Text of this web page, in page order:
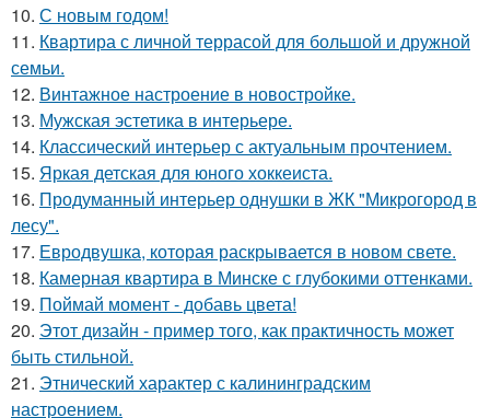
10. С новым годом!
11. Квартира с личной террасой для большой и дружной
семьи.
12. Винтажное настроение в новостройке.
13. Мужская эстетика в интерьере.
14. Классический интерьер с актуальным прочтением.
15. Яркая детская для юного хоккеиста.
16. Продуманный интерьер однушки в ЖК "Микрогород в
лесу".
17. Евродвушка, которая раскрывается в новом свете.
18. Камерная квартира в Минске с глубокими оттенками.
19. Поймай момент - добавь цвета!
20. Этот дизайн - пример того, как практичность может
быть стильной.
21. Этнический характер с калининградским
настроением.